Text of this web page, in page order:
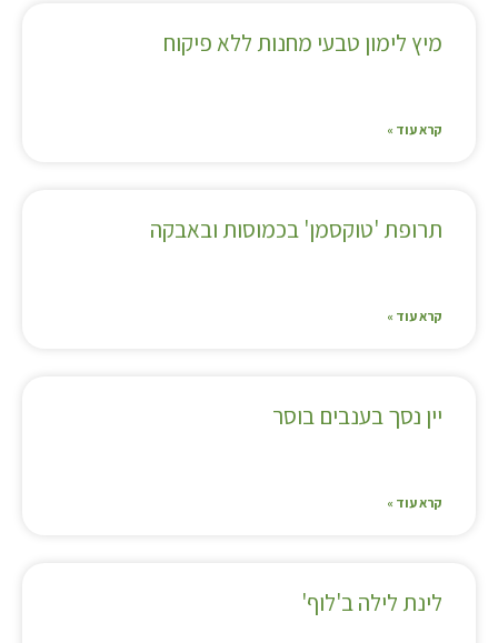
מיץ לימון טבעי מחנות ללא פיקוח
קרא עוד »
תרופת 'טוקסמן' בכמוסות ובאבקה
קרא עוד »
יין נסך בענבים בוסר
קרא עוד »
לינת לילה ב'לוף'